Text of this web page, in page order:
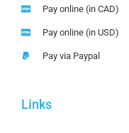
Pay online (in CAD)
Pay online (in USD)
Pay via Paypal
Links